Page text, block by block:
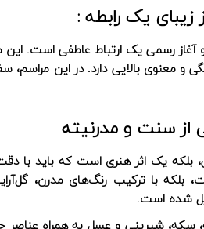
زیبای یک رابطه :
آغاز رسمی یک ارتباط عاطفی است. این
و معنوی بالایی دارد. در این
از سنت و مدرنیته
بلکه یک اثر هنری است که باید با
با ترکیب رنگ‌های مدرن،
شده است.
سکه، شیرینی و عسل به همراه